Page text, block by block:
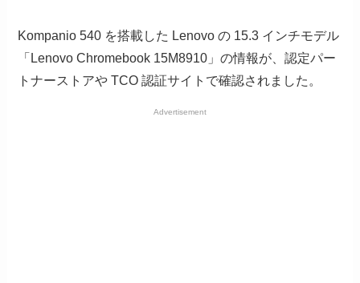
Kompanio 540 を搭載した Lenovo の 15.3 インチモデル
「Lenovo Chromebook 15M8910」の情報が、認定パー
トナーストアや TCO 認証サイトで確認されました。
Advertisement